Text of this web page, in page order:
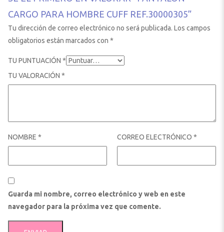
CARGO PARA HOMBRE CUFF REF.30000305”
Tu dirección de correo electrónico no será publicada. Los campos
obligatorios están marcados con *
TU PUNTUACIÓN *
TU VALORACIÓN *
NOMBRE * CORREO ELECTRÓNICO *
Guarda mi nombre, correo electrónico y web en este
navegador para la próxima vez que comente.